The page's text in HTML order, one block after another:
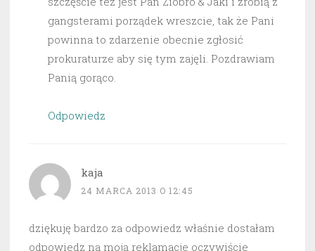
gangsterami porządek wreszcie, tak że Pani
powinna to zdarzenie obecnie zgłosić
prokuraturze aby się tym zajęli. Pozdrawiam
Panią gorąco.
Odpowiedz
kaja
24 MARCA 2013 O 12:45
dziękuję bardzo za odpowiedz właśnie dostałam
odpowiedz na moją reklamacje oczywiście